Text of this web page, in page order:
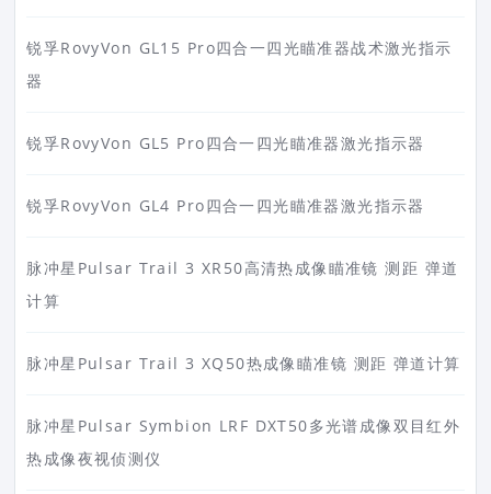
锐孚RovyVon GL15 Pro四合一四光瞄准器战术激光指示
器
锐孚RovyVon GL5 Pro四合一四光瞄准器激光指示器
锐孚RovyVon GL4 Pro四合一四光瞄准器激光指示器
脉冲星Pulsar Trail 3 XR50高清热成像瞄准镜 测距 弹道
计算
脉冲星Pulsar Trail 3 XQ50热成像瞄准镜 测距 弹道计算
脉冲星Pulsar Symbion LRF DXT50多光谱成像双目红外
热成像夜视侦测仪